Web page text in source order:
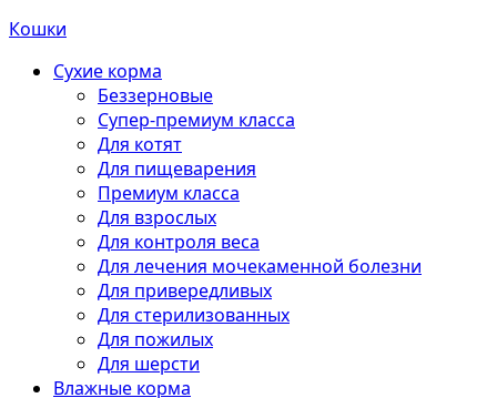
Кошки
Сухие корма
Беззерновые
Супер-премиум класса
Для котят
Для пищеварения
Премиум класса
Для взрослых
Для контроля веса
Для лечения мочекаменной болезни
Для привередливых
Для стерилизованных
Для пожилых
Для шерсти
Влажные корма